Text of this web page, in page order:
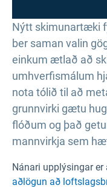
Nýtt skimunartæki
ber saman valin
einkum ætlað að
umhverfismálum
nota tólið til að
grunnvirki gætu
flóðum og það
mannvirkja sem
Nánari upplýsingar er
aðlögun að